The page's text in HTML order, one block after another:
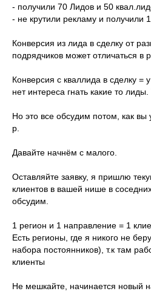
- получили 70 Лидов и 50
- не крутили рекламу и получили
Конверсия из лида в сделку от
подрядчиков может отличаться в
Конверсия с кваллида в сделку =
нет интереса гнать какие то
Но это все обсудим потом, как вы
р.
Давайте начнём с малого.
Оставляйте заявку, я пришлю
клиентов в вашей нише в
обсудим.
1 регион и 1 направление = 1
Есть регионы, где я никого не
набора постоянников), т.к там
клиенты
Не мешкайте, начинается новый